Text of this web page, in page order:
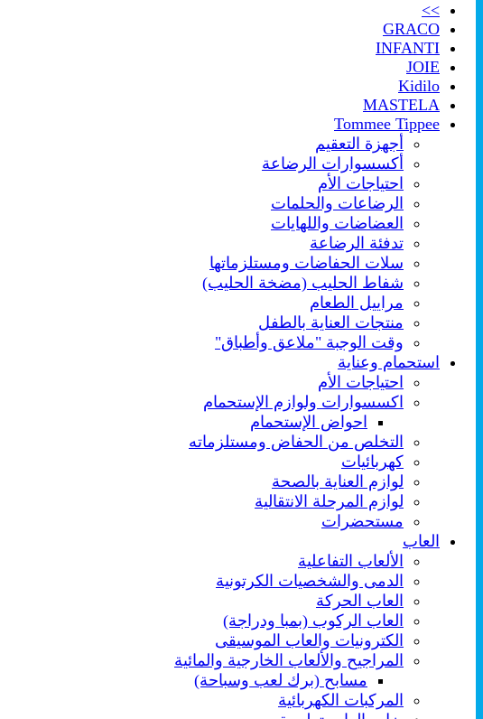
>>
GRACO
INFANTI
JOIE
Kidilo
MASTELA
Tommee Tippee
أجهزة التعقيم
أكسسوارات الرضاعة
احتياجات الأم
الرضاعات والحلمات
العضاضات واللهايات
تدفئة الرضاعة
سلات الحفاضات ومستلزماتها
شفاط الحليب (مضخة الحليب)
مراييل الطعام
منتجات العناية بالطفل
وقت الوجبة "ملاعق وأطباق"
استحمام وعناية
احتياجات الأم
اكسسوارات ولوازم الإستحمام
احواض الإستحمام
التخلص من الحفاض ومستلزماته
كهربائيات
لوازم العناية بالصحة
لوازم المرحلة الانتقالية
مستحضرات
العاب
الألعاب التفاعلية
الدمى والشخصيات الكرتونية
العاب الحركة
العاب الركوب (بمبا ودراجة)
الكترونيات والعاب الموسيقى
المراجيح والألعاب الخارجية والمائية
مسابح (برك لعب وسباحة)
المركبات الكهربائية